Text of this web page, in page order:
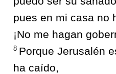
pues en mi casa no
¡No me hagan
8 Porque Jerusalén
ha caído,